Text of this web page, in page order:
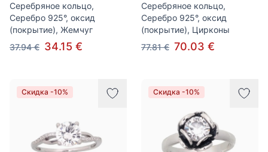
Серебряное кольцо,
Серебро 925°, оксид
(покрытие), Жемчуг
37.94 € 34.15 €
Серебряное кольцо,
Серебро 925°, оксид
(покрытие), Цирконы
77.81 € 70.03 €
Скидка -10% Скидка -10%